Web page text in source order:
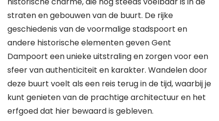
straten en gebouwen van de buurt. De rijke
geschiedenis van de voormalige stadspoort en
andere historische elementen geven Gent
Dampoort een unieke uitstraling en zorgen voor een
sfeer van authenticiteit en karakter. Wandelen door
deze buurt voelt als een reis terug in de tijd, waarbij je
kunt genieten van de prachtige architectuur en het
erfgoed dat hier bewaard is gebleven.